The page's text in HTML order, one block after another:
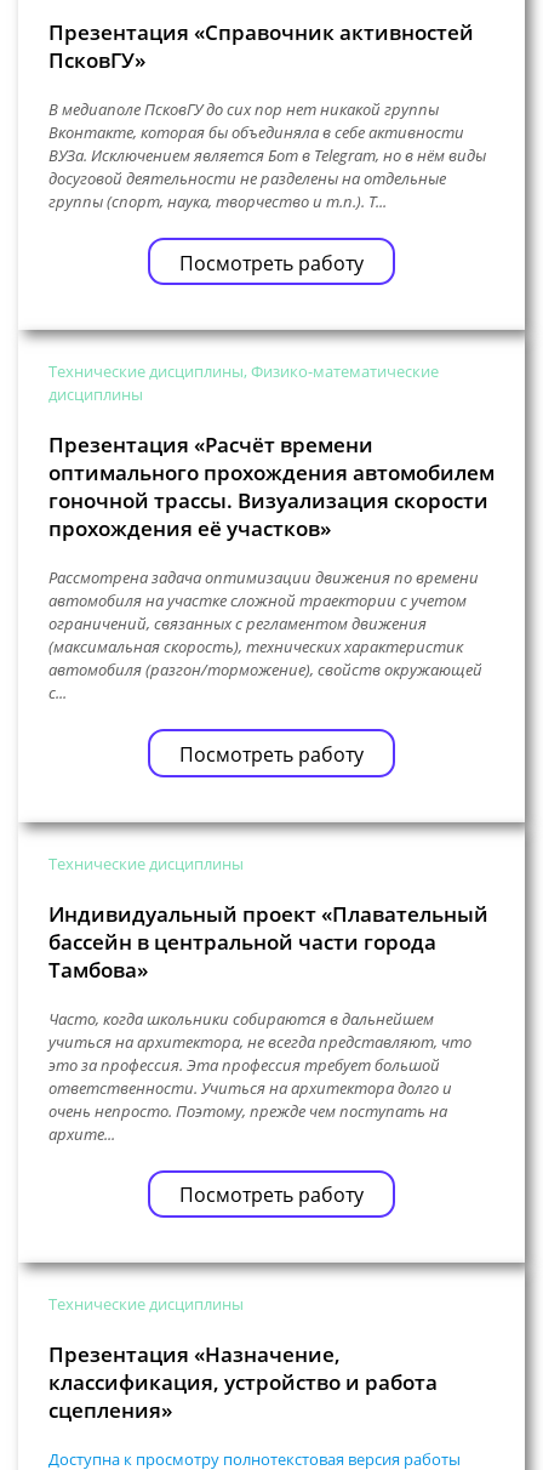
Презентация «Справочник активностей
ПсковГУ»
В медиаполе ПсковГУ до сих пор нет никакой группы
Вконтакте, которая бы объединяла в себе активности
ВУЗа. Исключением является Бот в Telegram, но в нём виды
досуговой деятельности не разделены на отдельные
группы (спорт, наука, творчество и т.п.). Т...
Посмотреть работу
Технические дисциплины, Физико-математические
дисциплины
Презентация «Расчёт времени
оптимального прохождения автомобилем
гоночной трассы. Визуализация скорости
прохождения её участков»
Рассмотрена задача оптимизации движения по времени
автомобиля на участке сложной траектории с учетом
ограничений, связанных с регламентом движения
(максимальная скорость), технических характеристик
автомобиля (разгон/торможение), свойств окружающей
с...
Посмотреть работу
Технические дисциплины
Индивидуальный проект «Плавательный
бассейн в центральной части города
Тамбова»
Часто, когда школьники собираются в дальнейшем
учиться на архитектора, не всегда представляют, что
это за профессия. Эта профессия требует большой
ответственности. Учиться на архитектора долго и
очень непросто. Поэтому, прежде чем поступать на
архите...
Посмотреть работу
Технические дисциплины
Презентация «Назначение,
классификация, устройство и работа
сцепления»
Доступна к просмотру полнотекстовая версия работы